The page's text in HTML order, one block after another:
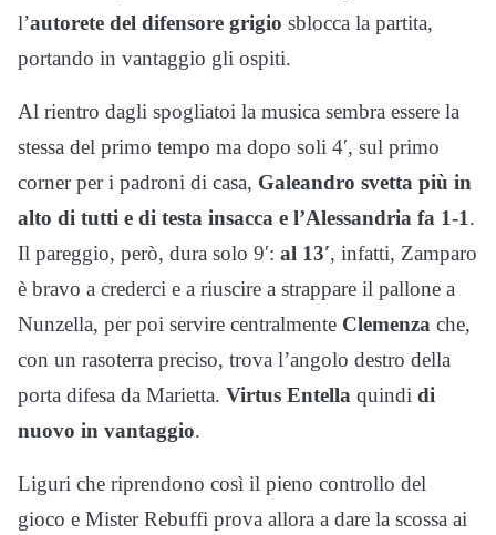
l’autorete del difensore grigio sblocca la partita,
portando in vantaggio gli ospiti.
Al rientro dagli spogliatoi la musica sembra essere la
stessa del primo tempo ma dopo soli 4′, sul primo
corner per i padroni di casa, Galeandro svetta più in
alto di tutti e di testa insacca e l’Alessandria fa 1-1.
Il pareggio, però, dura solo 9′: al 13′, infatti, Zamparo
è bravo a crederci e a riuscire a strappare il pallone a
Nunzella, per poi servire centralmente Clemenza che,
con un rasoterra preciso, trova l’angolo destro della
porta difesa da Marietta. Virtus Entella quindi di
nuovo in vantaggio.
Liguri che riprendono così il pieno controllo del
gioco e Mister Rebuffi prova allora a dare la scossa ai